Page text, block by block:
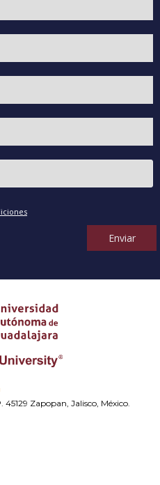
Enviar
45129 Zapopan, Jalisco, México.